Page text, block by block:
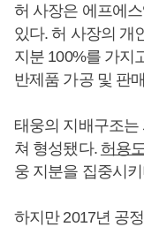
허 사장은 에프에
있다. 허 사장의 개
지분 100%를 가지
반제품 가공 및 판
태웅의 지배구조는
쳐 형성됐다. 허용도
웅 지분을 집중시
하지만 2017년 공